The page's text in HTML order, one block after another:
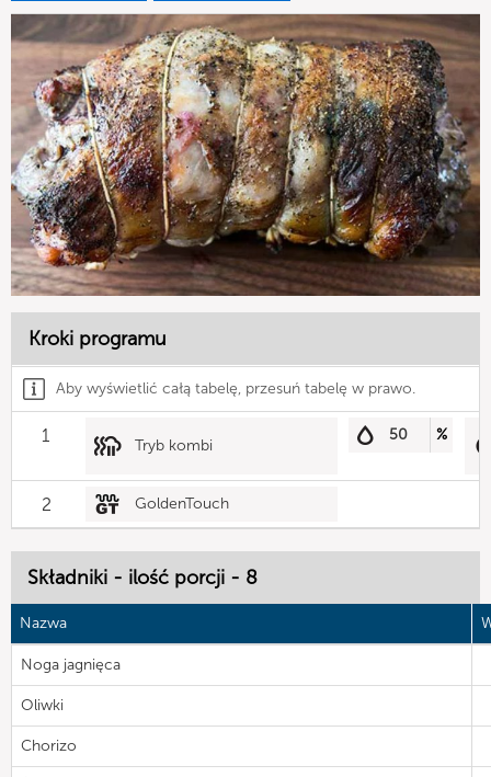
Kroki programu
Aby wyświetlić całą tabelę, przesuń tabelę w prawo.
1 Tryb kombi
50 %
2 GoldenTouch
Składniki - ilość porcji - 8
Nazwa
Noga jagnięca
Oliwki
Chorizo